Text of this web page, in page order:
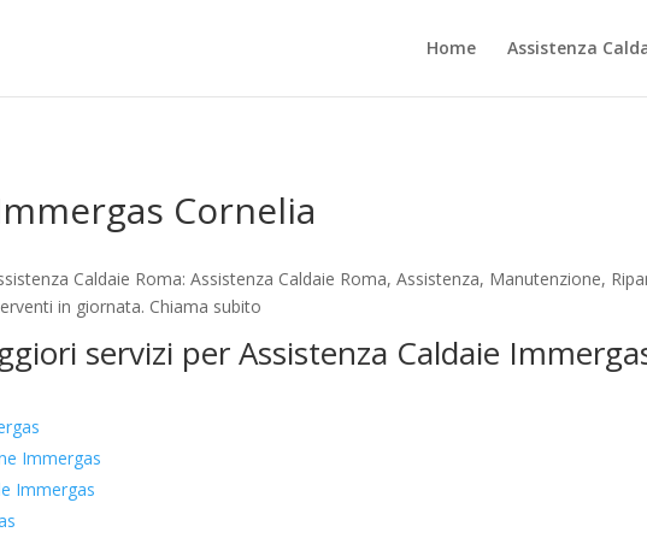
Home Assistenza
Cornelia
Caldaie Roma: Assistenza Caldaie Roma, Assistenza, Manutenzione,
in giornata. Chiama subito
servizi per Assistenza Caldaie
Immergas
Immergas